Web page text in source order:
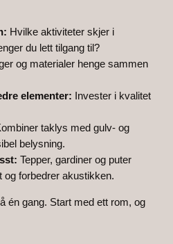
Hvilke aktiviteter skjer i
du lett tilgang til?
og materialer henge sammen
elementer: Invester i kvalitet
taklys med gulv- og
belysning.
Tepper, gardiner og puter
og forbedrer akustikken.
én gang. Start med ett rom, og